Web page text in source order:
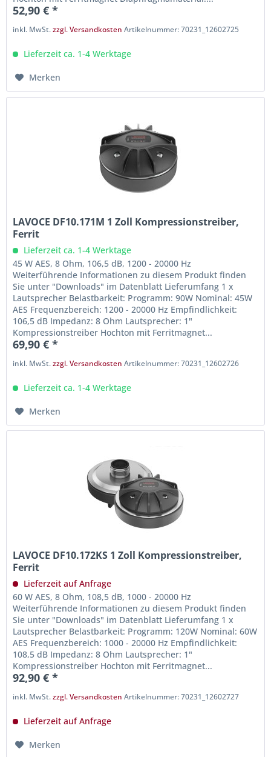
52,90 € *
inkl. MwSt.zzgl. Versandkosten Artikelnummer: 70231_12602725
Lieferzeit ca. 1-4 Werktage
Merken
LAVOCE DF10.171M 1 Zoll Kompressionstreiber,
Ferrit
Lieferzeit ca. 1-4 Werktage
45 W AES, 8 Ohm, 106,5 dB, 1200 - 20000 Hz
Weiterführende Informationen zu diesem Produkt finden
Sie unter "Downloads" im Datenblatt Lieferumfang 1 x
Lautsprecher Belastbarkeit: Programm: 90W Nominal: 45W
AES Frequenzbereich: 1200 - 20000 Hz Empfindlichkeit:
106,5 dB Impedanz: 8 Ohm Lautsprecher: 1"
Kompressionstreiber Hochton mit Ferritmagnet...
69,90 € *
inkl. MwSt.zzgl. Versandkosten Artikelnummer: 70231_12602726
Lieferzeit ca. 1-4 Werktage
Merken
LAVOCE DF10.172KS 1 Zoll Kompressionstreiber,
Ferrit
Lieferzeit auf Anfrage
60 W AES, 8 Ohm, 108,5 dB, 1000 - 20000 Hz
Weiterführende Informationen zu diesem Produkt finden
Sie unter "Downloads" im Datenblatt Lieferumfang 1 x
Lautsprecher Belastbarkeit: Programm: 120W Nominal: 60W
AES Frequenzbereich: 1000 - 20000 Hz Empfindlichkeit:
108,5 dB Impedanz: 8 Ohm Lautsprecher: 1"
Kompressionstreiber Hochton mit Ferritmagnet...
92,90 € *
inkl. MwSt.zzgl. Versandkosten Artikelnummer: 70231_12602727
Lieferzeit auf Anfrage
Merken